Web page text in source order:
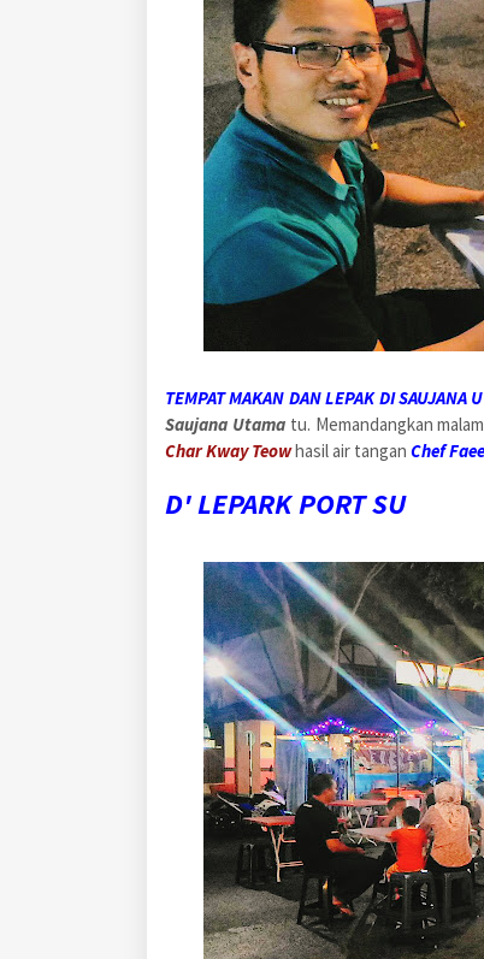
TEMPAT MAKAN DAN LEPAK DI SAUJANA
Saujana Utamatu. Memandangkan
Char Kway Teowhasil air tangan Chef
D' LEPARK PORT SU